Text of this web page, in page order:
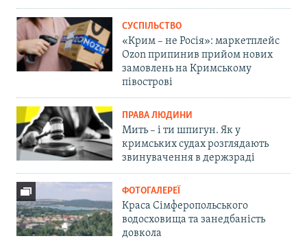
СУСПІЛЬСТВО
«Крим – не Росія»: маркетплейс
Ozon припинив прийом нових
замовлень на Кримському
півострові
ПРАВА ЛЮДИНИ
Мить – і ти шпигун. Як у
кримських судах розглядають
звинувачення в держзраді
ФОТОГАЛЕРЕЇ
Краса Сімферопольського
водосховища та занедбаність
довкола